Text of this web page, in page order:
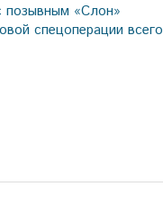
«Слон»
спецоперации всего